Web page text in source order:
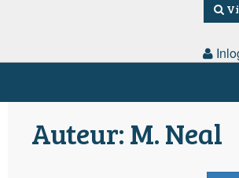
Auteur: M. Neal